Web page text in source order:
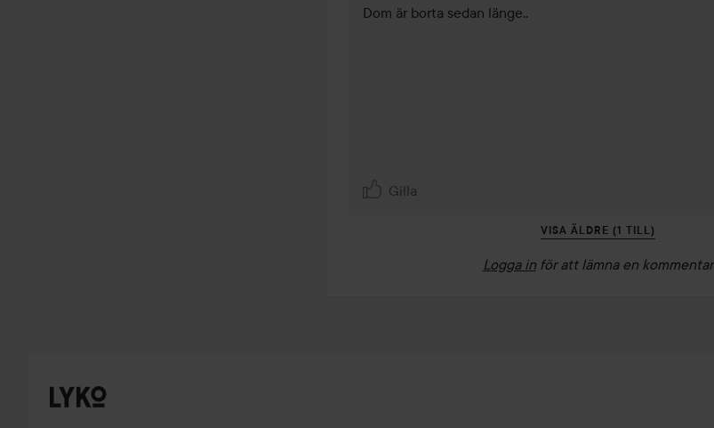
Dom är borta sedan länge..
Gilla
VISA ÄLDRE (1 TILL)
Logga in för att lämna en kommentar